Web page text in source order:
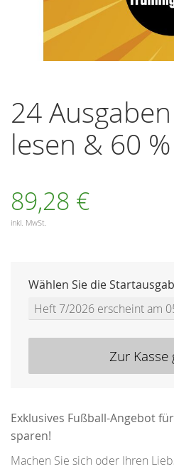
der
Bildergalerie
springen
24
lesen & 60
89,28 €
inkl. MwSt.
Wählen Sie die
Zur Kasse
Exklusives Fußball-Angebot
sparen!
Machen Sie sich oder Ihren